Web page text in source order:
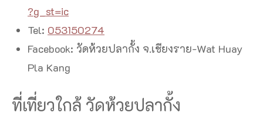
?g_st=ic
Tel: 053150274
Facebook: วัดห้วยปลากั้ง จ.เชียงราย-Wat Huay
Pla Kang
ที่เที่ยวใกล้ วัดห้วยปลากั้ง